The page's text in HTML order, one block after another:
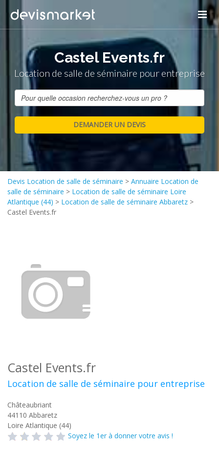
Castel Events.fr
Location de salle de séminaire pour entreprise
Devis Location de salle de séminaire > Annuaire Location de
salle de séminaire > Location de salle de séminaire Loire
Atlantique (44) > Location de salle de séminaire Abbaretz >
Castel Events.fr
Castel Events.fr
Location de salle de séminaire pour entreprise
Châteaubriant
44110 Abbaretz
Loire Atlantique (44)
Soyez le 1er à donner votre avis !